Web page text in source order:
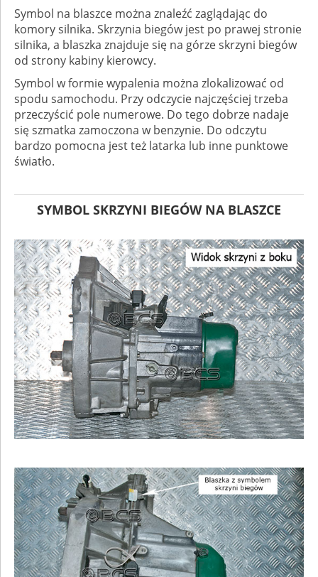
Symbol na blaszce można znaleźć zaglądając do
komory silnika. Skrzynia biegów jest po prawej stronie
silnika, a blaszka znajduje się na górze skrzyni biegów
od strony kabiny kierowcy.
Symbol w formie wypalenia można zlokalizować od
spodu samochodu. Przy odczycie najczęściej trzeba
przeczyścić pole numerowe. Do tego dobrze nadaje
się szmatka zamoczona w benzynie. Do odczytu
bardzo pomocna jest też latarka lub inne punktowe
światło.
SYMBOL SKRZYNI BIEGÓW NA BLASZCE